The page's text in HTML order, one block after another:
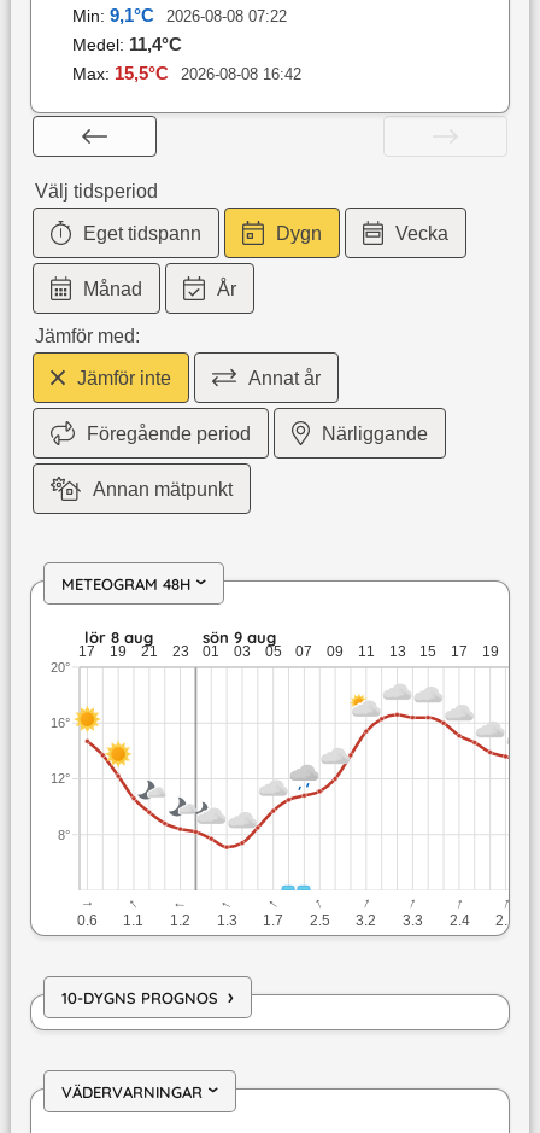
Min: 9,1°C 2026-08-08 07:22
Medel: 11,4°C
Max: 15,5°C 2026-08-08 16:42
Välj tidsperiod
Eget tidspann Dygn Vecka
Månad År
Jämför med:
Jämför inte Annat år
Föregående period Närliggande
Annan mätpunkt
METEOGRAM 48H ›
lör 8 aug: 14,7 till 8,4 grader: ingen nederbörd: upp till 1,2
lör 8 aug sön 9 aug
17 19 21 23 01 03 05 07 09 11 13 15 17 19
8°
12°
16°
20°
↓
0.6
↓
1.1
↓
1.2
↓
1.3
↓
1.7
↓
2.5
↓
3.2
↓
3.3
↓
2.4
↓
2.1
10-DYGNS PROGNOS ›
VÄDERVARNINGAR›